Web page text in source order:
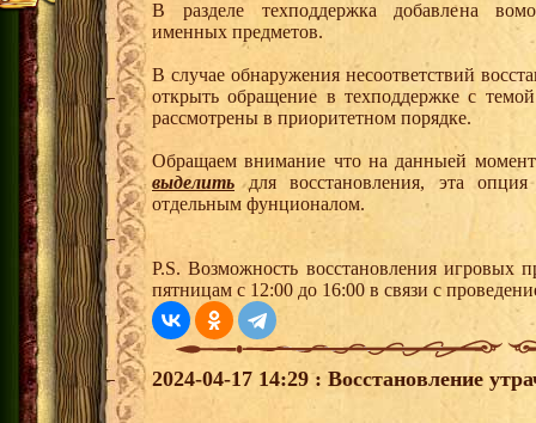
В разделе техподдержка добавлена
именных предметов.
В случае обнаружения несоответствий
открыть обращение в техподдержке с
рассмотрены в приоритетном порядке.
Обращаем внимание что на данныей
выделить для восстановления, эта
отдельным фунционалом.
P.S. Возможность восстановления игровых
пятницам с 12:00 до 16:00 в связи с
2024-04-17 14:29 : Восстановление